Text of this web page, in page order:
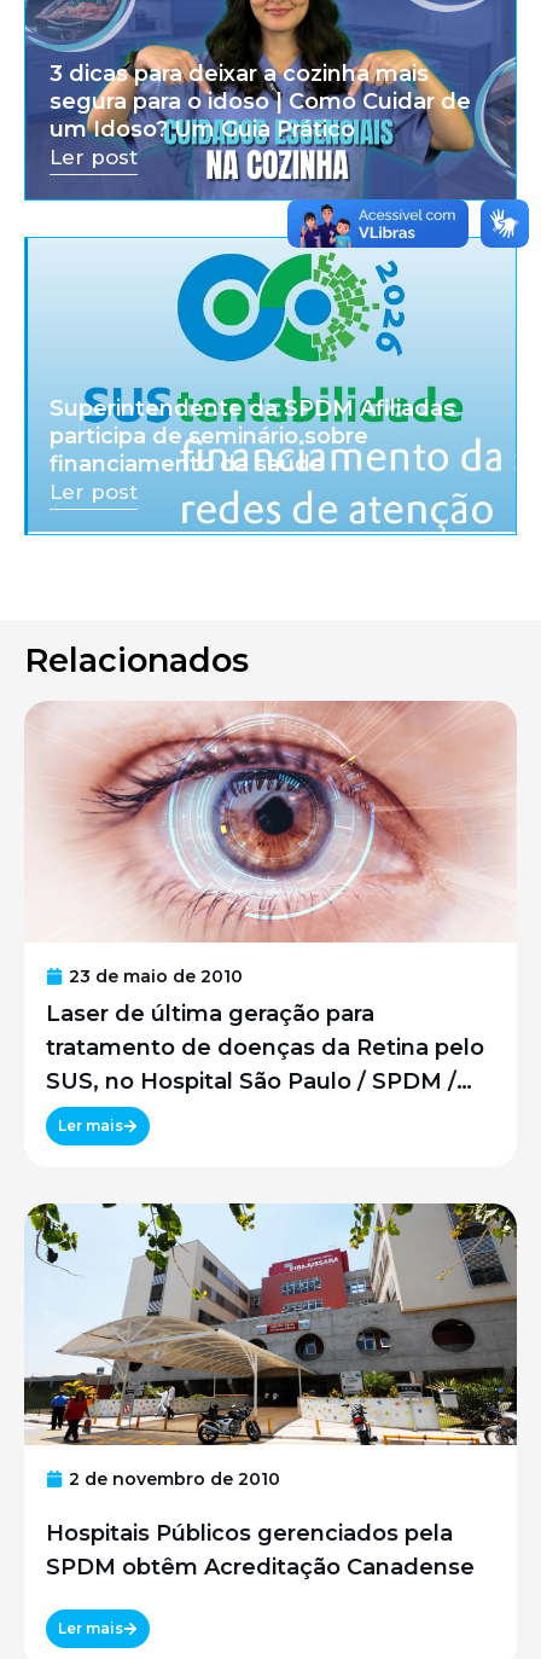
3 dicas para deixar a cozinha mais
segura para o idoso | Como Cuidar de
um Idoso? Um Guia Prático
Ler post
Superintendente da SPDM Afiliadas
participa de seminário sobre
financiamento da saúde
Ler post
Relacionados
23 de maio de 2010
Laser de última geração para
tratamento de doenças da Retina pelo
SUS, no Hospital São Paulo / SPDM /
UNIFESP
Ler mais
2 de novembro de 2010
Hospitais Públicos gerenciados pela
SPDM obtêm Acreditação Canadense
Ler mais